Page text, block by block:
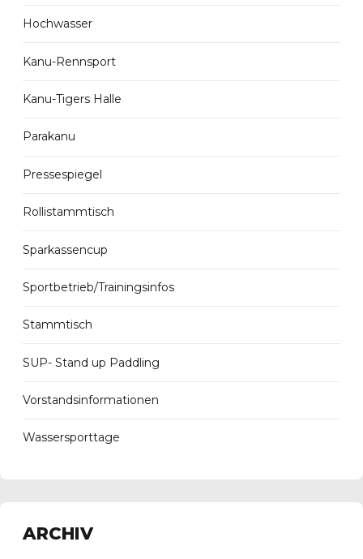
Hochwasser
Kanu-Rennsport
Kanu-Tigers Halle
Parakanu
Pressespiegel
Rollistammtisch
Sparkassencup
Sportbetrieb/Trainingsinfos
Stammtisch
SUP- Stand up Paddling
Vorstandsinformationen
Wassersporttage
ARCHIV